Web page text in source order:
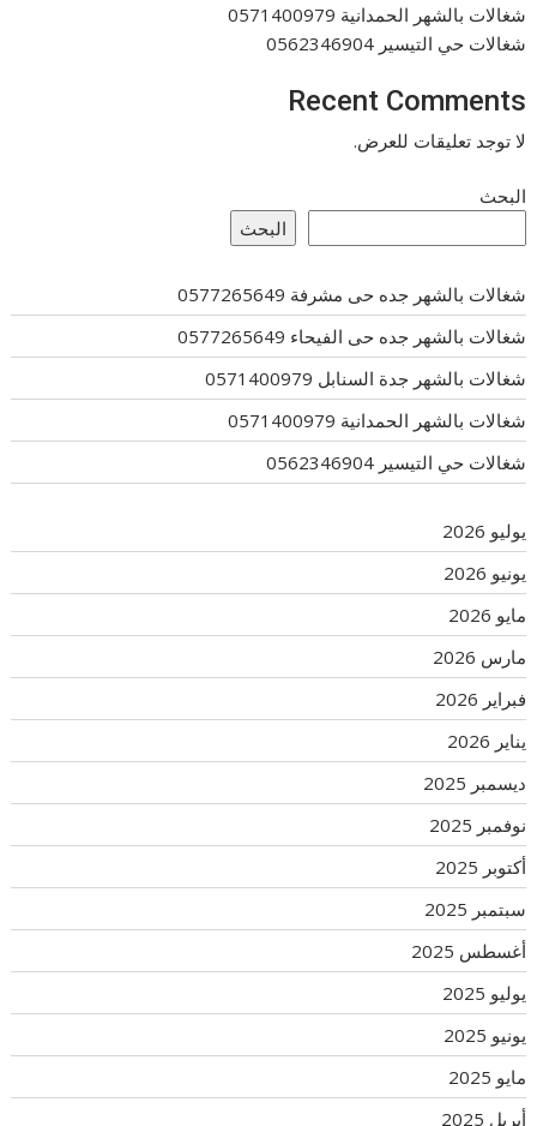
شغالات بالشهر الحمدانية 0571400979
شغالات حي التيسير 0562346904
Recent Comments
لا توجد تعليقات للعرض.
البحث
البحث
شغالات بالشهر جده حى مشرفة 0577265649
شغالات بالشهر جده حى الفيحاء 0577265649
شغالات بالشهر جدة السنابل 0571400979
شغالات بالشهر الحمدانية 0571400979
شغالات حي التيسير 0562346904
يوليو 2026
يونيو 2026
مايو 2026
مارس 2026
فبراير 2026
يناير 2026
ديسمبر 2025
نوفمبر 2025
أكتوبر 2025
سبتمبر 2025
أغسطس 2025
يوليو 2025
يونيو 2025
مايو 2025
أبريل 2025